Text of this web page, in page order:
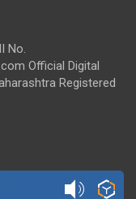
No.
Official Digital
Registered